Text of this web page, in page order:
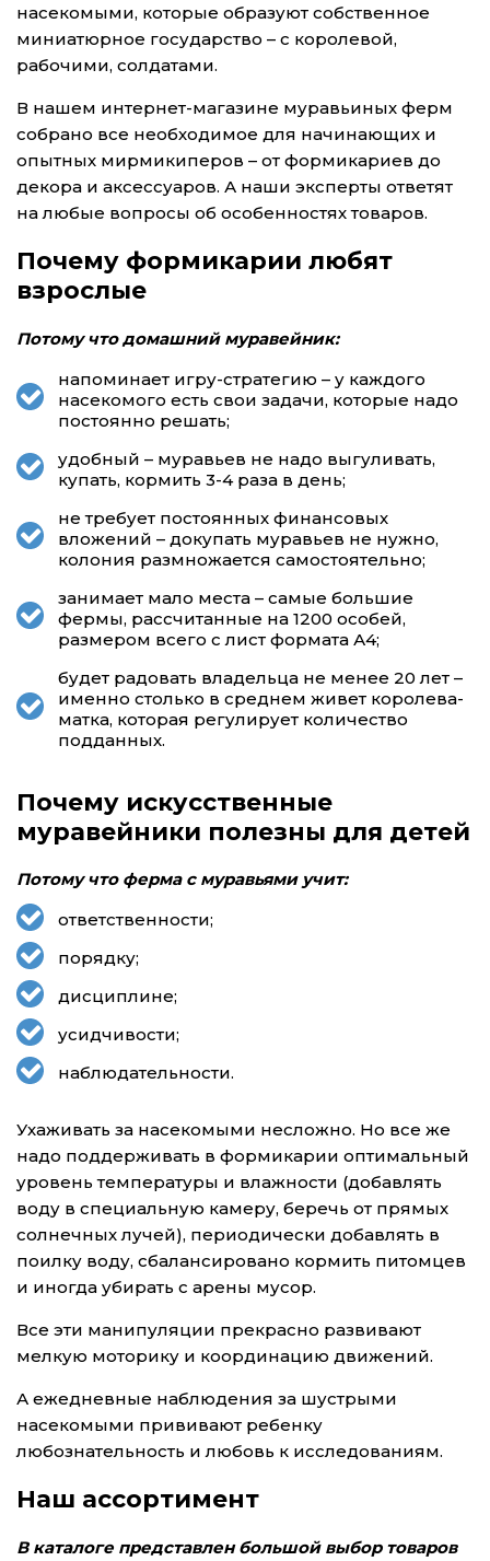
насекомыми, которые образуют собственное
миниатюрное государство – с королевой,
рабочими, солдатами.
В нашем интернет-магазине муравьиных ферм
собрано все необходимое для начинающих и
опытных мирмикиперов – от формикариев до
декора и аксессуаров. А наши эксперты ответят
на любые вопросы об особенностях товаров.
Почему формикарии любят
взрослые
Потому что домашний муравейник:
напоминает игру-стратегию – у каждого
насекомого есть свои задачи, которые надо
постоянно решать;
удобный – муравьев не надо выгуливать,
купать, кормить 3-4 раза в день;
не требует постоянных финансовых
вложений – докупать муравьев не нужно,
колония размножается самостоятельно;
занимает мало места – самые большие
фермы, рассчитанные на 1200 особей,
размером всего с лист формата А4;
будет радовать владельца не менее 20 лет –
именно столько в среднем живет королева-
матка, которая регулирует количество
подданных.
Почему искусственные
муравейники полезны для детей
Потому что ферма с муравьями учит:
ответственности;
порядку;
дисциплине;
усидчивости;
наблюдательности.
Ухаживать за насекомыми несложно. Но все же
надо поддерживать в формикарии оптимальный
уровень температуры и влажности (добавлять
воду в специальную камеру, беречь от прямых
солнечных лучей), периодически добавлять в
поилку воду, сбалансировано кормить питомцев
и иногда убирать с арены мусор.
Все эти манипуляции прекрасно развивают
мелкую моторику и координацию движений.
А ежедневные наблюдения за шустрыми
насекомыми прививают ребенку
любознательность и любовь к исследованиям.
Наш ассортимент
В каталоге представлен большой выбор товаров